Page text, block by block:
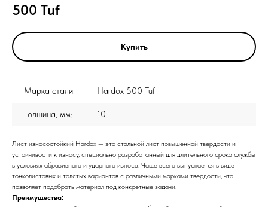
500 Tuf
Купить
Марка стали: Hardox 500 Tuf
Толщина, мм: 10
Лист износостойкий Hardox — это стальной лист повышенной твердости и
устойчивости к износу, специально разработанный для длительного срока службы
в условиях абразивного и ударного износа. Чаще всего выпускается в виде
тонколистовых и толстых вариантов с различными марками твердости, что
позволяет подобрать материал под конкретные задачи.
Преимущества: